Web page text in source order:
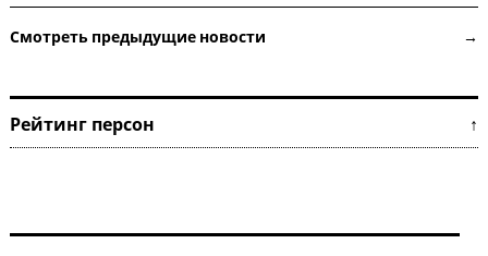
Смотреть предыдущие новости →
Рейтинг персон ↑